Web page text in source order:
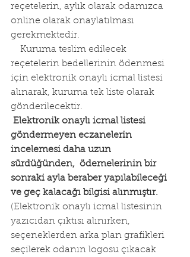
reçetelerin, aylık olarak odamızca
online olarak onaylatılması
gerekmektedir.
reçetelerin bedellerinin ödenmesi
için elektronik onaylı icmal listesi
alınarak, kuruma tek liste olarak
gönderilecektir.
Elektronik onaylı icmal listesi
göndermeyen eczanelerin
incelemesi daha uzun
sürdüğünden,  ödemelerinin bir
sonraki ayla beraber yapılabileceği
ve geç kalacağı bilgisi alınmıştır.
(Elektronik onaylı icmal listesinin
yazıcıdan çıktısı alınırken,
seçeneklerden arka plan grafikleri
seçilerek odanın logosu çıkacak